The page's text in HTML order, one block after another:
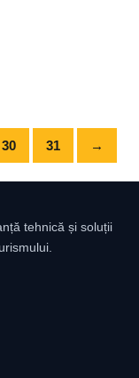
30 31 →
tehnică și soluții